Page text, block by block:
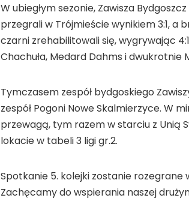
W ubiegłym sezonie, Zawisza
przegrali w Trójmieście wynikiem 3:1, a
czarni zrehabilitowali się, wygrywając
Chachuła, Medard Dahms i dwukrotnie
Tymczasem zespół bydgoskiego
zespół Pogoni Nowe Skalmierzyce. W
przewagą, tym razem w starciu z Unią
lokacie w tabeli 3 ligi gr.2.
Spotkanie 5. kolejki zostanie rozegrane
Zachęcamy do wspierania naszej